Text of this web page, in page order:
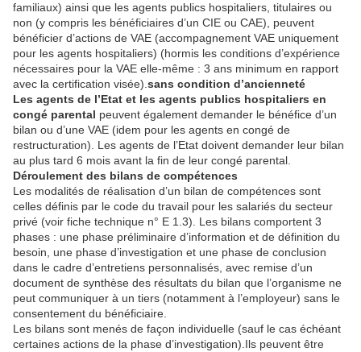
familiaux) ainsi que les agents publics hospitaliers, titulaires ou
non (y compris les bénéficiaires d’un CIE ou CAE), peuvent
bénéficier d’actions de VAE (accompagnement VAE uniquement
pour les agents hospitaliers) (hormis les conditions d’expérience
nécessaires pour la VAE elle-même : 3 ans minimum en rapport
avec la certification visée). sans condition d’ancienneté
Les agents de l’Etat et les agents publics hospitaliers en
congé parental peuvent également demander le bénéfice d’un
bilan ou d’une VAE (idem pour les agents en congé de
restructuration). Les agents de l’Etat doivent demander leur bilan
au plus tard 6 mois avant la fin de leur congé parental.
Déroulement des bilans de compétences
Les modalités de réalisation d’un bilan de compétences sont
celles définis par le code du travail pour les salariés du secteur
privé (voir fiche technique n° E 1.3). Les bilans comportent 3
phases : une phase préliminaire d’information et de définition du
besoin, une phase d’investigation et une phase de conclusion
dans le cadre d’entretiens personnalisés, avec remise d’un
document de synthèse des résultats du bilan que l’organisme ne
peut communiquer à un tiers (notamment à l’employeur) sans le
consentement du bénéficiaire.
Les bilans sont menés de façon individuelle (sauf le cas échéant
certaines actions de la phase d’investigation).Ils peuvent être